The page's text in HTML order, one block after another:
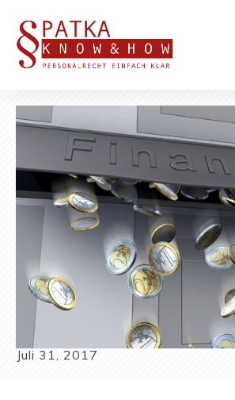
Juli 31, 2017